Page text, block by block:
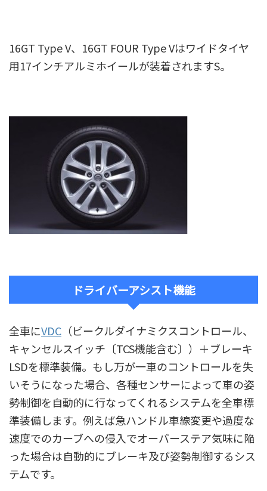
16GT Type V、16GT FOUR Type Vはワイドタイヤ
用17インチアルミホイールが装着されますS。
ドライバーアシスト機能
全車にVDC （ビークルダイナミクスコントロール、
キャンセルスイッチ〔TCS機能含む〕）＋ブレーキ
LSDを標準装備。もし万が一車のコントロールを失
いそうになった場合、各種センサーによって車の姿
勢制御を自動的に行なってくれるシステムを全車標
準装備します。例えば急ハンドル車線変更や過度な
速度でのカーブへの侵入でオーバーステア気味に陥
った場合は自動的にブレーキ及び姿勢制御するシス
テムです。